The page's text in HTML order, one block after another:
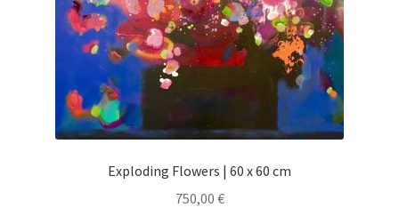
Exploding Flowers | 60 x 60 cm
750,00 €